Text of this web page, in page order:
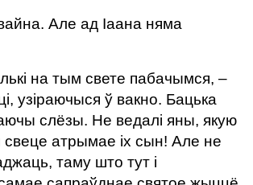
Але ад Іаана няма
на тым свете пабачымся, –
узіраючыся ў вакно. Бацька
слёзы. Не ведалі яны, якую
атрымае іх сын! Але не
таму што тут і